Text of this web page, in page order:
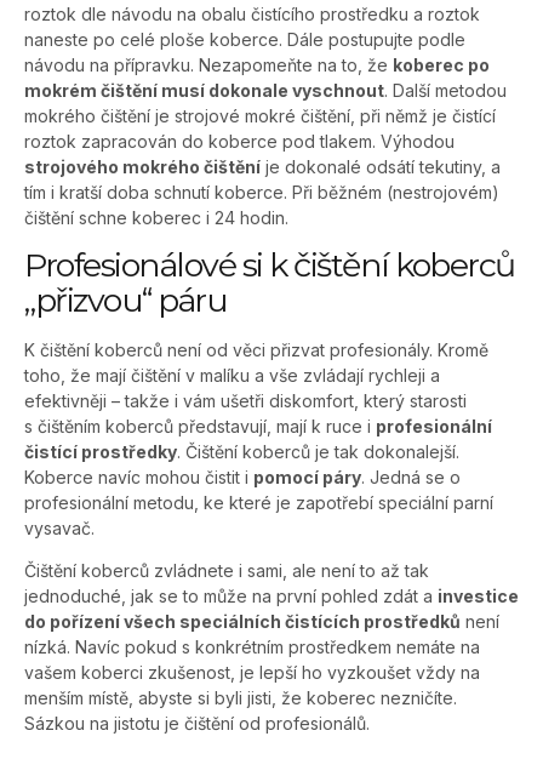
roztok dle návodu na obalu čistícího prostředku a roztok
naneste po celé ploše koberce. Dále postupujte podle
návodu na přípravku. Nezapomeňte na to, že koberec po
mokrém čištění musí dokonale vyschnout. Další metodou
mokrého čištění je strojové mokré čištění, při němž je čistící
roztok zapracován do koberce pod tlakem. Výhodou
strojového mokrého čištění je dokonalé odsátí tekutiny, a
tím i kratší doba schnutí koberce. Při běžném (nestrojovém)
čištění schne koberec i 24 hodin.
Profesionálové si k čištění koberců
„přizvou“ páru
K čištění koberců není od věci přizvat profesionály. Kromě
toho, že mají čištění v malíku a vše zvládají rychleji a
efektivněji – takže i vám ušetři diskomfort, který starosti
s čištěním koberců představují, mají k ruce i profesionální
čistící prostředky. Čištění koberců je tak dokonalejší.
Koberce navíc mohou čistit i pomocí páry. Jedná se o
profesionální metodu, ke které je zapotřebí speciální parní
vysavač.
Čištění koberců zvládnete i sami, ale není to až tak
jednoduché, jak se to může na první pohled zdát a investice
do pořízení všech speciálních čistících prostředků není
nízká. Navíc pokud s konkrétním prostředkem nemáte na
vašem koberci zkušenost, je lepší ho vyzkoušet vždy na
menším místě, abyste si byli jisti, že koberec nezničíte.
Sázkou na jistotu je čištění od profesionálů.